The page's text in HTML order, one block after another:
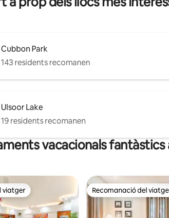
Cubbon Park
143 residents recomanen
Ulsoor Lake
19 residents recomanen
vacacionals fantàstics
viatger
viatger Recomanació del
Recomanació del